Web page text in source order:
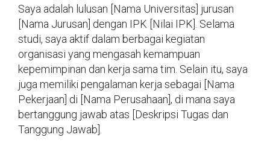
Saya adalah lulusan [Nama Universitas] jurusan
[Nama Jurusan] dengan IPK [Nilai IPK]. Selama
studi, saya aktif dalam berbagai kegiatan
organisasi yang mengasah kemampuan
kepemimpinan dan kerja sama tim. Selain itu, saya
juga memiliki pengalaman kerja sebagai [Nama
Pekerjaan] di [Nama Perusahaan], di mana saya
bertanggung jawab atas [Deskripsi Tugas dan
Tanggung Jawab].